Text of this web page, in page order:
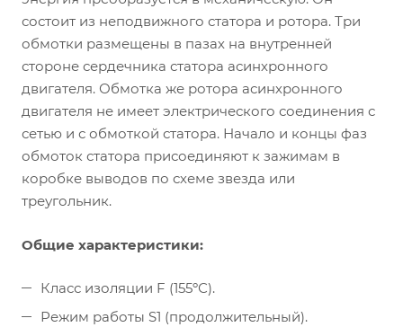
состоит из неподвижного статора и ротора. Три
обмотки размещены в пазах на внутренней
стороне сердечника статора асинхронного
двигателя. Обмотка же ротора асинхронного
двигателя не имеет электрического соединения с
сетью и с обмоткой статора. Начало и концы фаз
обмоток статора присоединяют к зажимам в
коробке выводов по схеме звезда или
треугольник.
Общие характеристики:
Класс изоляции F (155ºС).
Режим работы S1 (продолжительный).